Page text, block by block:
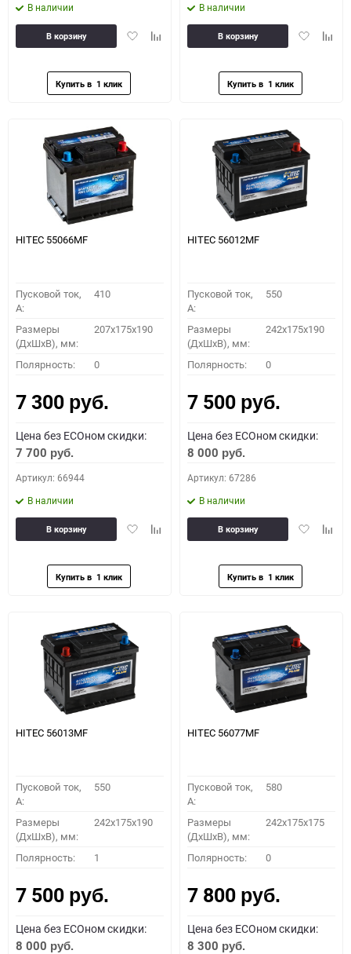
В наличии
ДобавитьДобавить
В корзину
В наличии
Добавить
В корзину
HITEC 55066MF
Пусковой ток,
A:
410
Размеры
(ДхШхВ), мм:
207x175x190
Полярность: 0
7 300 руб.
Цена без ECOном скидки:
7 700 руб.
Артикул: 66944
В наличии
ДобавитьДобавить
В корзину
HITEC 56012MF
Пусковой ток,
A:
550
Размеры
(ДхШхВ), мм:
242x175x190
Полярность: 0
7 500 руб.
Цена без ECOном скидки:
8 000 руб.
Артикул: 67286
В наличии
Добавить
В корзину
HITEC 56013MF
Пусковой ток,
A:
550
Размеры
(ДхШхВ), мм:
242x175x190
Полярность: 1
7 500 руб.
Цена без ECOном скидки:
8 000 руб.
HITEC 56077MF
Пусковой ток,
A:
580
Размеры
(ДхШхВ), мм:
242x175x175
Полярность: 0
7 800 руб.
Цена без ECOном скидки:
8 300 руб.